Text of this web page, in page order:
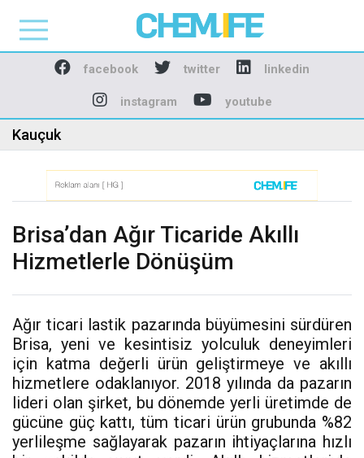
Chemlife - Basılı ve
facebook twitter linkedin
instagram youtube
Kauçuk
Brisa’dan Ağır Ticaride Akıllı
Hizmetlerle Dönüşüm
Ağır ticari lastik pazarında büyümesini sürdüren
Brisa, yeni ve kesintisiz yolculuk deneyimleri
için katma değerli ürün geliştirmeye ve akıllı
hizmetlere odaklanıyor. 2018 yılında da pazarın
lideri olan şirket, bu dönemde yerli üretimde de
gücüne güç kattı, tüm ticari ürün grubunda %82
yerlileşme sağlayarak pazarın ihtiyaçlarına hızlı